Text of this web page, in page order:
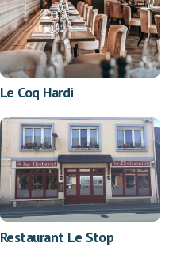
Le Coq Hardi
Restaurant Le Stop